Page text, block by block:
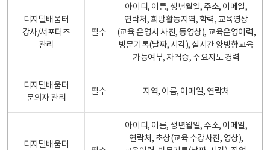
디지털배움터
강사/서포터즈
관리
필수
아이디, 이름, 생년월일, 주소, 이메일,
연락처, 희망활동지역, 학력, 교육영상
(교육 운영시 사진, 동영상), 교육운영이력,
방문기록(날짜, 시각), 실시간 양방향교육
가능여부, 자격증, 주요지도 경력
디지털배움터
문의자 관리
필수 지역, 이름, 이메일, 연락처
디지털배움터
아이디, 이름, 생년월일, 주소, 이메일,
연락처, 초상(교육 수강사진, 영상),